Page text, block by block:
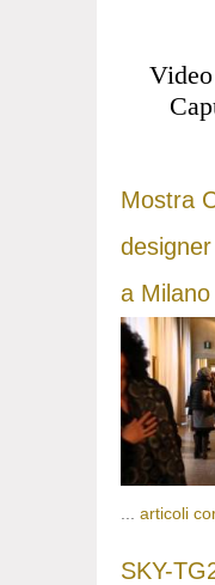
Mostra
a Milano
articoli
SKY-